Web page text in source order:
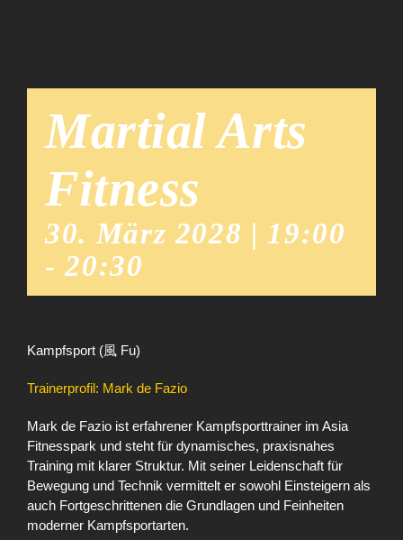
Martial Arts
Fitness
30. März 2028 | 19:00
-20:30
Kampfsport (風 Fu)
Trainerprofil: Mark de Fazio
Mark de Fazio ist erfahrener Kampfsporttrainer im Asia
Fitnesspark und steht für dynamisches, praxisnahes
Training mit klarer Struktur. Mit seiner Leidenschaft für
Bewegung und Technik vermittelt er sowohl Einsteigern als
auch Fortgeschrittenen die Grundlagen und Feinheiten
moderner Kampfsportarten.